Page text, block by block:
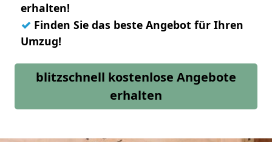
erhalten!
✓ Finden Sie das beste Angebot für Ihren
Umzug!
blitzschnell kostenlose Angebote
erhalten